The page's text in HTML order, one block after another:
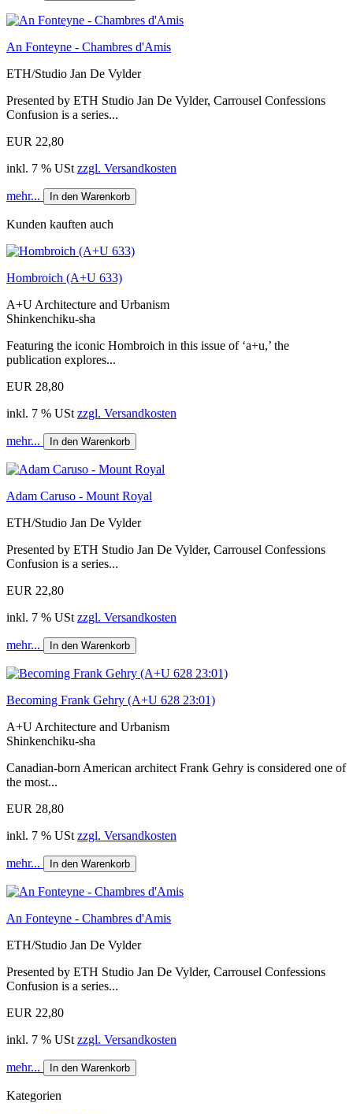
An Fonteyne - Chambres d'Amis
ETH/Studio Jan De Vylder
Presented by ETH Studio Jan De Vylder, Carrousel Confessions
Confusion is a series...
EUR 22,80
inkl. 7 % USt zzgl. Versandkosten
mehr... In den Warenkorb
Kunden kauften auch
Hombroich (A+U 633)
A+U Architecture and Urbanism
Shinkenchiku-sha
Featuring the iconic Hombroich in this issue of ‘a+u,’ the
publication explores...
EUR 28,80
inkl. 7 % USt zzgl. Versandkosten
mehr... In den Warenkorb
Adam Caruso - Mount Royal
ETH/Studio Jan De Vylder
Presented by ETH Studio Jan De Vylder, Carrousel Confessions
Confusion is a series...
EUR 22,80
inkl. 7 % USt zzgl. Versandkosten
mehr... In den Warenkorb
Becoming Frank Gehry (A+U 628 23:01)
A+U Architecture and Urbanism
Shinkenchiku-sha
Canadian-born American architect Frank Gehry is considered one of
the most...
EUR 28,80
inkl. 7 % USt zzgl. Versandkosten
mehr... In den Warenkorb
An Fonteyne - Chambres d'Amis
ETH/Studio Jan De Vylder
Presented by ETH Studio Jan De Vylder, Carrousel Confessions
Confusion is a series...
EUR 22,80
inkl. 7 % USt zzgl. Versandkosten
mehr... In den Warenkorb
Kategorien